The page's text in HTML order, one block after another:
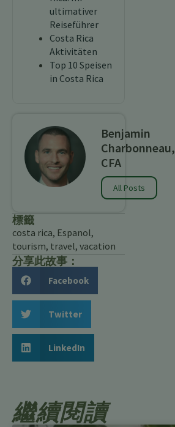
ultimativer
Reiseführer
Costa Rica
Aktivitäten
Top 10 Speisen
in Costa Rica
Benjamin
Charbonneau,
CFA
All Posts
標籤
costa rica, Espanol,
tourism, travel, vacation
分享此故事：
Facebook
Twitter
LinkedIn
繼續閱讀